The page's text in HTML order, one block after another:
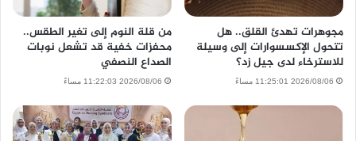
مجوهرات تهدئ القلق.. هل
تتحول الإكسسوارات إلى وسيلة
للاسترخاء لدى جيل زد؟
2026/08/06 11:25:01 مساءً
من قلة النوم إلى تغير الطقس..
محفزات خفية قد تشعل نوبات
الصداع النصفي
2026/08/06 11:22:03 مساءً